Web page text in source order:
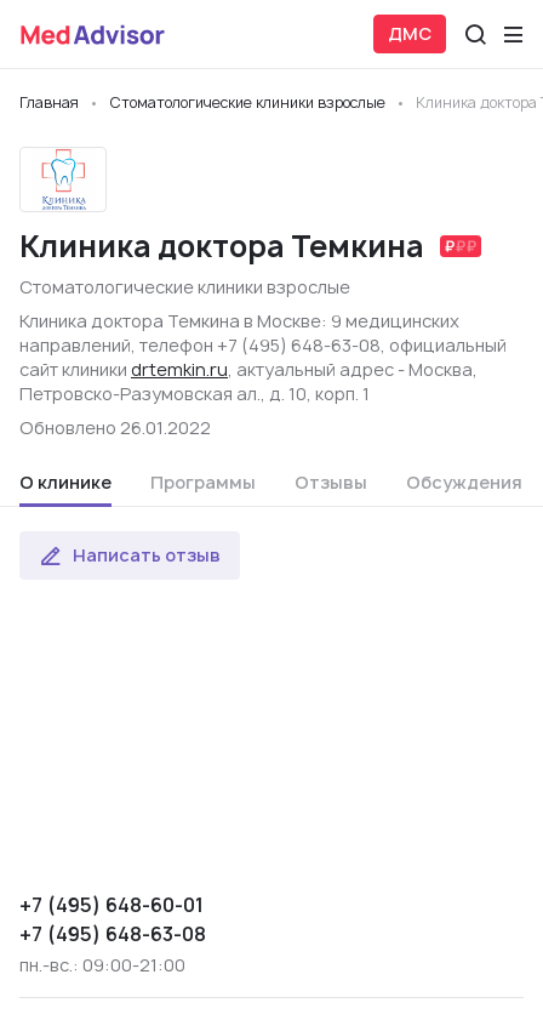
ДМС
Главная Стоматологические клиники взрослые Клиника доктора
Клиника доктора Темкина
Стоматологические клиники взрослые
Клиника доктора Темкина в Москве: 9 медицинских
направлений, телефон +7 (495) 648-63-08, официальный
сайт клиники drtemkin.ru, актуальный адрес - Москва,
Петровско-Разумовская ал., д. 10, корп. 1
Обновлено 26.01.2022
О клинике Программы Отзывы Обсуждения
Написать отзыв
+7 (495) 648-60-01
+7 (495) 648-63-08
пн.-вс.: 09:00-21:00